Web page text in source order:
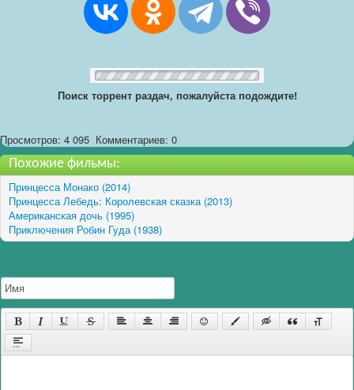
Поиск торрент раздач, пожалуйста подождите!
Просмотров: 4 095 Комментариев: 0
Похожие фильмы:
Принцесса Монако (2014)
Принцесса Лебедь: Королевская сказка (2013)
Американская дочь (1995)
Приключения Робин Гуда (1938)